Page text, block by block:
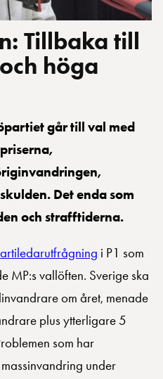
Tillbaka till
höga
går till val med
Det enda som
och strafftiderna.
i P1 som
MP:s vallöften. Sverige ska
om året, menade
plus ytterligare 5
som har
under